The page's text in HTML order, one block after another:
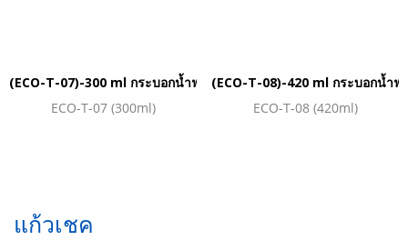
(ECO-T-07)-300 ml กระบอกน้ำฟางข้าวสาลี
ECO-T-07 (300ml)
(ECO-T-08)-420 ml กระบอกน้ำฟ
ECO-T-08 (420ml)
แก้วเชค